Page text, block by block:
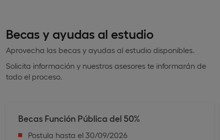
Becas y ayudas al estudio
Aprovecha las becas y ayudas al estudio disponibles.
Solicita información y nuestros asesores te informarán de
todo el proceso.
Becas Función Pública ​del 50%
Postula hasta el 30/09/2026